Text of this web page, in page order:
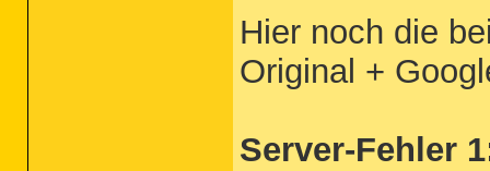
Hier noch die
Original +
Server-Fehler